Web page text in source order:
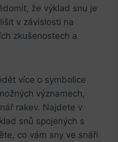
že výklad snu je
v závislosti na
zkušenostech a⁣
více o symbolice
významech,
rakev. Najdete ‌v
snů spojených ⁣s
co vám sny ve snáři